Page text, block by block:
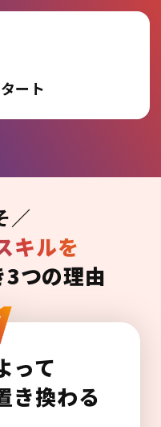
ート
／
キルを
つの理由
って
き換わる